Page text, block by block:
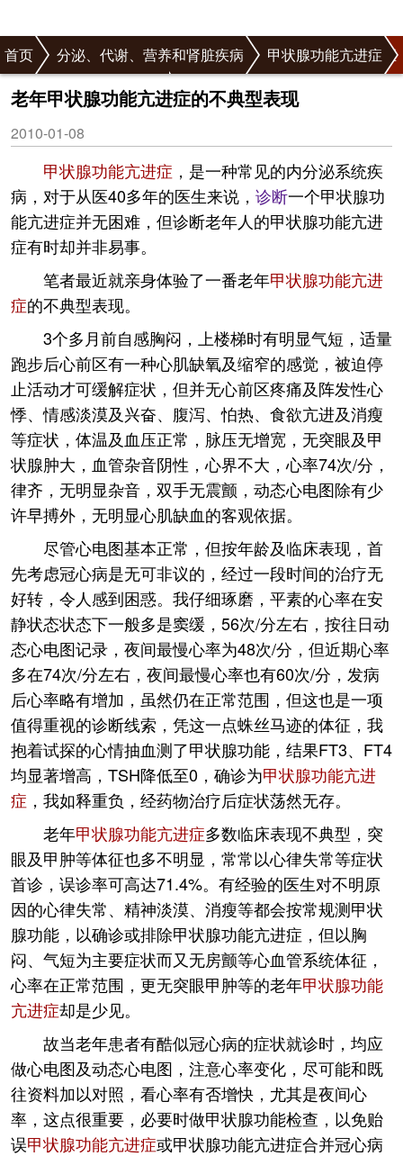
首页 分泌、代谢、营养和肾脏疾病
甲状腺功能亢进症
甲状腺功能亢进症症状
正
文
老年甲状腺功能亢进症的不典型表现
2010-01-08
甲状腺功能亢进症 ，是一种常见的内分泌系统疾
病，对于从医40多年的医生来说， 诊断一个甲状腺功
能亢进症并无困难，但诊断老年人的甲状腺功能亢进
症有时却并非易事。
笔者最近就亲身体验了一番老年甲状腺功能亢进
症的不典型表现。
3个多月前自感胸闷，上楼梯时有明显气短，适量
跑步后心前区有一种心肌缺氧及缩窄的感觉，被迫停
止活动才可缓解症状，但并无心前区疼痛及阵发性心
悸、情感淡漠及兴奋、腹泻、怕热、食欲亢进及消瘦
等症状，体温及血压正常，脉压无增宽，无突眼及甲
状腺肿大，血管杂音阴性，心界不大，心率74次/分，
律齐，无明显杂音，双手无震颤，动态心电图除有少
许早搏外，无明显心肌缺血的客观依据。
尽管心电图基本正常，但按年龄及临床表现，首
先考虑冠心病是无可非议的，经过一段时间的治疗无
好转，令人感到困惑。我仔细琢磨，平素的心率在安
静状态状态下一般多是窦缓，56次/分左右，按往日动
态心电图记录，夜间最慢心率为48次/分，但近期心率
多在74次/分左右，夜间最慢心率也有60次/分，发病
后心率略有增加，虽然仍在正常范围，但这也是一项
值得重视的诊断线索，凭这一点蛛丝马迹的体征，我
抱着试探的心情抽血测了甲状腺功能，结果FT3、FT4
均显著增高，TSH降低至0，确诊为甲状腺功能亢进
症 ，我如释重负，经药物治疗后症状荡然无存。
老年甲状腺功能亢进症多数临床表现不典型，突
眼及甲肿等体征也多不明显，常常以心律失常等症状
首诊，误诊率可高达71.4%。有经验的医生对不明原
因的心律失常、精神淡漠、消瘦等都会按常规测甲状
腺功能，以确诊或排除甲状腺功能亢进症，但以胸
闷、气短为主要症状而又无房颤等心血管系统体征，
心率在正常范围，更无突眼甲肿等的老年甲状腺功能
亢进症却是少见。
故当老年患者有酷似冠心病的症状就诊时，均应
做心电图及动态心电图，注意心率变化，尽可能和既
往资料加以对照，看心率有否增快，尤其是夜间心
率，这点很重要，必要时做甲状腺功能检查，以免贻
误甲状腺功能亢进症或甲状腺功能亢进症合并冠心病